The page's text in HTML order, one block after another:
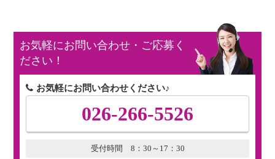
お気軽にお問い合わせ・ご応募く
ださい！
お気軽にお問い合わせください♪
026-266-5526
受付時間 8：30～17：30